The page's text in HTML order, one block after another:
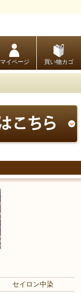
マイページ 買い物カゴ
セイロン中染